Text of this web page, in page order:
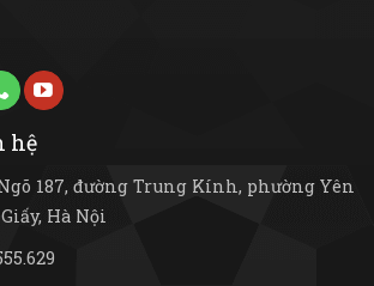
hệ
187, đường Trung Kính, phường Yên
Hà Nội